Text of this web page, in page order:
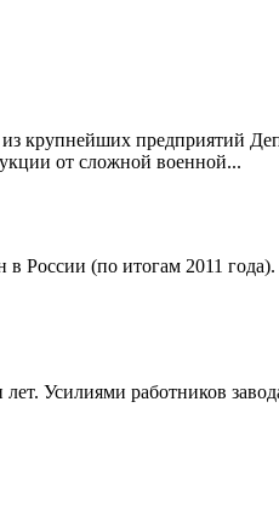
крупнейших предприятий
от сложной военной...
(по итогам 2011 года).
Усилиями работников